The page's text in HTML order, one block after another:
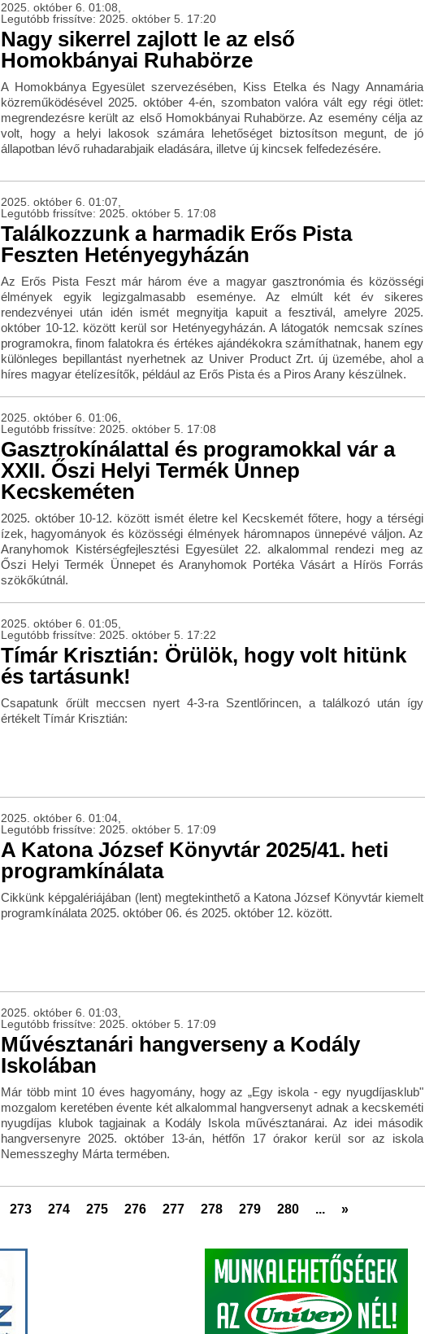
2025. október 6. 01:08,
Legutóbb frissítve: 2025. október 5. 17:20
Nagy sikerrel zajlott le az első
Homokbányai Ruhabörze
A Homokbánya Egyesület szervezésében, Kiss Etelka és Nagy Annamária
közreműködésével 2025. október 4-én, szombaton valóra vált egy régi ötlet:
megrendezésre került az első Homokbányai Ruhabörze. Az esemény célja az
volt, hogy a helyi lakosok számára lehetőséget biztosítson megunt, de jó
állapotban lévő ruhadarabjaik eladására, illetve új kincsek felfedezésére.
2025. október 6. 01:07,
Legutóbb frissítve: 2025. október 5. 17:08
Találkozzunk a harmadik Erős Pista
Feszten Hetényegyházán
Az Erős Pista Feszt már három éve a magyar gasztronómia és közösségi
élmények egyik legizgalmasabb eseménye. Az elmúlt két év sikeres
rendezvényei után idén ismét megnyitja kapuit a fesztivál, amelyre 2025.
október 10-12. között kerül sor Hetényegyházán. A látogatók nemcsak színes
programokra, finom falatokra és értékes ajándékokra számíthatnak, hanem egy
különleges bepillantást nyerhetnek az Univer Product Zrt. új üzemébe, ahol a
híres magyar ételízesítők, például az Erős Pista és a Piros Arany készülnek.
2025. október 6. 01:06,
Legutóbb frissítve: 2025. október 5. 17:08
Gasztrokínálattal és programokkal vár a
XXII. Őszi Helyi Termék Ünnep
Kecskeméten
2025. október 10-12. között ismét életre kel Kecskemét főtere, hogy a térségi
ízek, hagyományok és közösségi élmények háromnapos ünnepévé váljon. Az
Aranyhomok Kistérségfejlesztési Egyesület 22. alkalommal rendezi meg az
Őszi Helyi Termék Ünnepet és Aranyhomok Portéka Vásárt a Hírös Forrás
szökőkútnál.
2025. október 6. 01:05,
Legutóbb frissítve: 2025. október 5. 17:22
Tímár Krisztián: Örülök, hogy volt hitünk
és tartásunk!
Csapatunk őrült meccsen nyert 4-3-ra Szentlőrincen, a találkozó után így
értékelt Tímár Krisztián:
2025. október 6. 01:04,
Legutóbb frissítve: 2025. október 5. 17:09
A Katona József Könyvtár 2025/41. heti
programkínálata
Cikkünk képgalériájában (lent) megtekinthető a Katona József Könyvtár kiemelt
programkínálata 2025. október 06. és 2025. október 12. között.
2025. október 6. 01:03,
Legutóbb frissítve: 2025. október 5. 17:09
Művésztanári hangverseny a Kodály
Iskolában
Már több mint 10 éves hagyomány, hogy az „Egy iskola - egy nyugdíjasklub"
mozgalom keretében évente két alkalommal hangversenyt adnak a kecskeméti
nyugdíjas klubok tagjainak a Kodály Iskola művésztanárai. Az idei második
hangversenyre 2025. október 13-án, hétfőn 17 órakor kerül sor az iskola
Nemesszeghy Márta termében.
273 274 275 276 277 278 279 280 ... »